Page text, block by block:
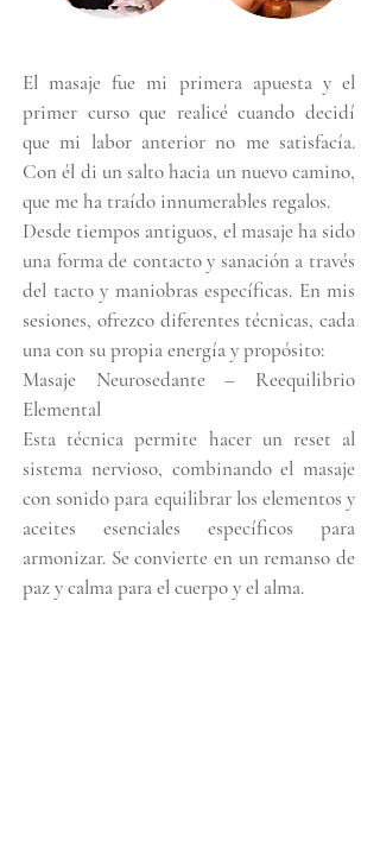
El masaje fue mi primera apuesta y el
primer curso que realicé cuando decidí
que mi labor anterior no me satisfacía.
Con él di un salto hacia un nuevo camino,
que me ha traído innumerables regalos.
Desde tiempos antiguos, el masaje ha sido
una forma de contacto y sanación a través
del tacto y maniobras específicas. En mis
sesiones, ofrezco diferentes técnicas, cada
una con su propia energía y propósito:
Masaje Neurosedante – Reequilibrio
Elemental
Esta técnica permite hacer un reset al
sistema nervioso, combinando el masaje
con sonido para equilibrar los elementos y
aceites esenciales específicos para
armonizar. Se convierte en un remanso de
paz y calma para el cuerpo y el alma.